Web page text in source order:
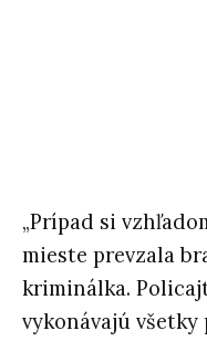
„Prípad si
mieste prevzala
kriminálka.
vykonávajú